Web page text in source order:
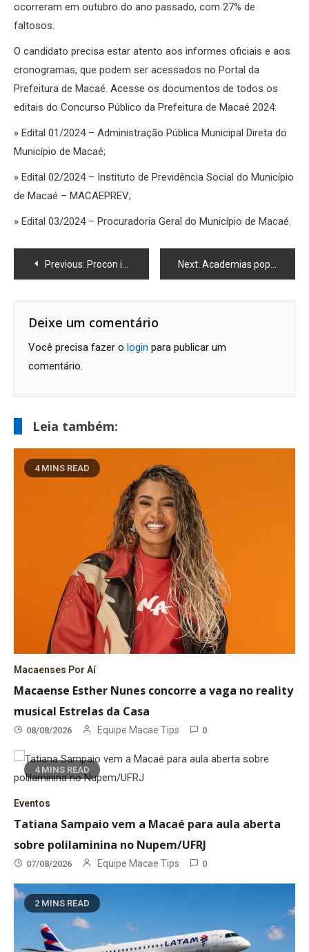
ocorreram em outubro do ano passado, com 27% de
faltosos.
O candidato precisa estar atento aos informes oficiais e aos
cronogramas, que podem ser acessados no Portal da
Prefeitura de Macaé. Acesse os documentos de todos os
editais do Concurso Público da Prefeitura de Macaé 2024:
» Edital 01/2024 – Administração Pública Municipal Direta do
Município de Macaé;
» Edital 02/2024 – Instituto de Previdência Social do Município
de Macaé – MACAEPREV;
» Edital 03/2024 – Procuradoria Geral do Município de Macaé.
Navegação
de
Post
Previous: Procon inicia Feirão de Negociação com a BRK Next: Academias populares oferecem aulas gratuitas para população
Deixe um comentário
Você precisa fazer o login para publicar um
comentário.
Leia também:
4 MINS READ
Macaenses Por Aí
Macaense Esther Nunes concorre a vaga no reality
musical Estrelas da Casa
08/08/2026 Equipe Macae Tips 0
4 MINS READ
Eventos
Tatiana Sampaio vem a Macaé para aula aberta
sobre polilaminina no Nupem/UFRJ
07/08/2026 Equipe Macae Tips 0
2 MINS READ